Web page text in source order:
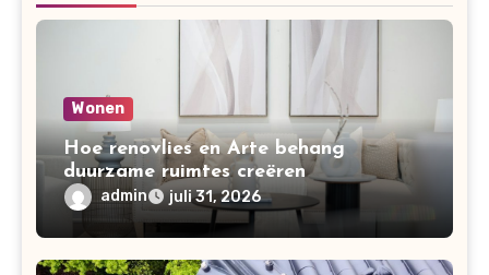
Wonen
Hoe renovlies en Arte behang
duurzame ruimtes creëren
admin juli 31, 2026